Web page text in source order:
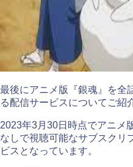
最後にアニメ版『銀魂』を全
る配信サービスについてご紹
2023年3月30日時点でアニメ
なしで視聴可能なサブスクリ
ビスとなっています。